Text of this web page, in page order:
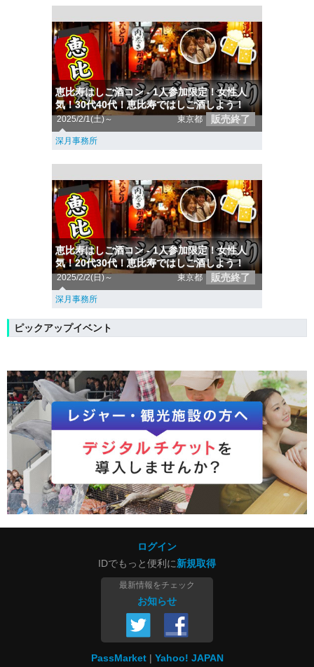
恵比寿はしご酒コン - 1人参加限定！女性人
気！30代40代！恵比寿ではしご酒しよう！
2025/2/1(土)～ 東京都 販売終了
深月事務所
恵比寿はしご酒コン - 1人参加限定！女性人
気！20代30代！恵比寿ではしご酒しよう！
2025/2/2(日)～ 東京都 販売終了
深月事務所
ピックアップイベント
ログイン
IDでもっと便利に新規取得
最新情報をチェック
お知らせ
PassMarket Yahoo! JAPAN